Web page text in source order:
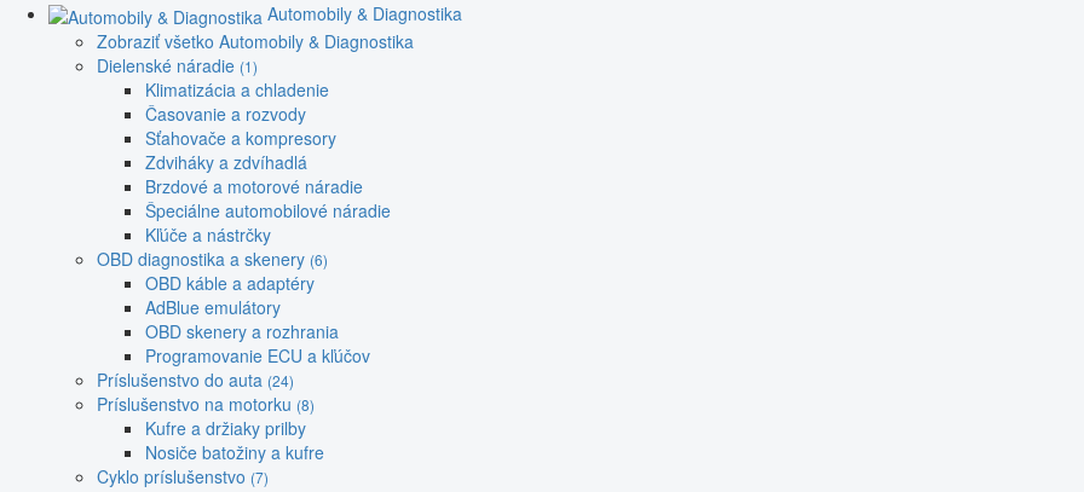
Automobily & Diagnostika
Zobraziť všetko Automobily & Diagnostika
Dielenské náradie (1)
Klimatizácia a chladenie
Časovanie a rozvody
Sťahovače a kompresory
Zdviháky a zdvíhadlá
Brzdové a motorové náradie
Špeciálne automobilové náradie
Kľúče a nástrčky
OBD diagnostika a skenery (6)
OBD káble a adaptéry
AdBlue emulátory
OBD skenery a rozhrania
Programovanie ECU a kľúčov
Príslušenstvo do auta (24)
Príslušenstvo na motorku (8)
Kufre a držiaky prilby
Nosiče batožiny a kufre
Cyklo príslušenstvo (7)